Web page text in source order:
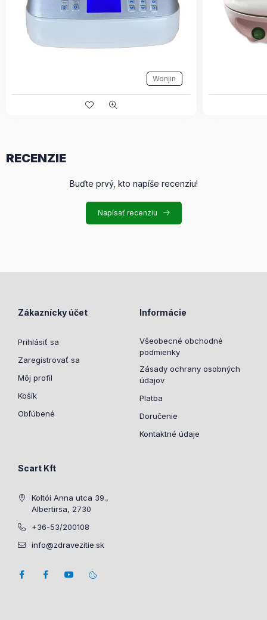
Wonjin
RECENZIE
Buďte prvý, kto napíše recenziu!
Napísať recenziu
Zákaznícky účet
Prihlásiť sa
Zaregistrovať sa
Môj profil
Košík
Obľúbené
Informácie
Všeobecné obchodné
podmienky
Zásady ochrany osobných
údajov
Platba
Doručenie
Kontaktné údaje
Scart Kft
Koltói Anna utca 39.,
Albertirsa, 2730
+36-53/200108
info@zdravezitie.sk